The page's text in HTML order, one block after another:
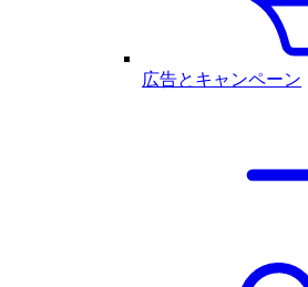
広告とキャンペーン